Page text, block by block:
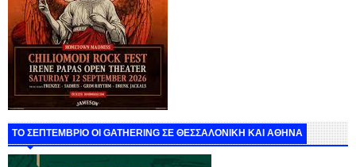
ΤΟ ΣΕΠΤΕΜΒΡΙΟ ΟΙ GATHERING ΣΕ ΘΕΣΣΑΛΟΝΙΚΗ ΚΑΙ ΑΘΗΝΑ